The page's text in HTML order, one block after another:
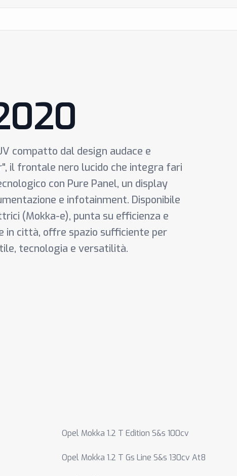
compatto dal design audace e
il frontale nero lucido che integra fari
con Pure Panel, un display
e infotainment. Disponibile
(Mokka-e), punta su efficienza e
in città, offre spazio sufficiente per
tecnologia e versatilità.
Opel Mokka 1.2 T Edition S&s 100cv
Opel Mokka 1.2 T Gs Line S&s 130cv At8